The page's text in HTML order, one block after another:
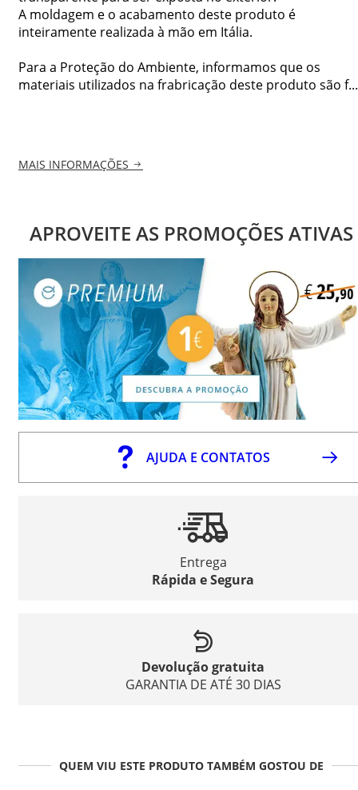
A moldagem e o acabamento deste produto é
inteiramente realizada à mão em Itália.
Para a Proteção do Ambiente, informamos que os
materiais utilizados na frabricação deste produto são f...
MAIS INFORMAÇÕES
APROVEITE AS PROMOÇÕES ATIVAS
AJUDA E CONTATOS
Entrega
Rápida e Segura
Devolução gratuita
GARANTIA DE ATÉ 30 DIAS
QUEM VIU ESTE PRODUTO TAMBÉM GOSTOU DE